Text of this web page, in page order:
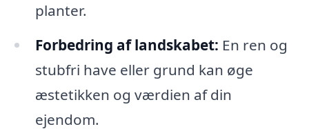
planter.
Forbedring af landskabet: En ren og
stubfri have eller grund kan øge
æstetikken og værdien af din
ejendom.